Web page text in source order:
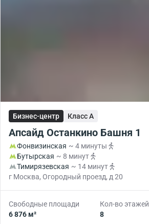
Бизнес-центр Класс A
Апсайд Останкино Башня 1
Фонвизинская ~ 4 минуты
Бутырская ~ 8 минут
Тимирязевская ~ 14 минут
г Москва, Огородный проезд, д 20
Свободные площади
6 876 м²
Кол-во этажей
8